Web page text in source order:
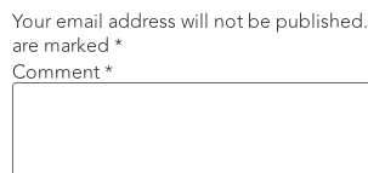
Your email address will not be published.
are marked *
Comment*